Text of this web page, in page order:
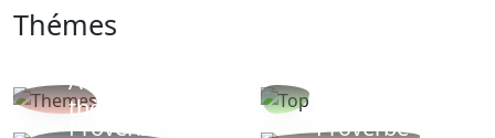
Thémes
Autres
thèmes
Proverbe
Proverbe